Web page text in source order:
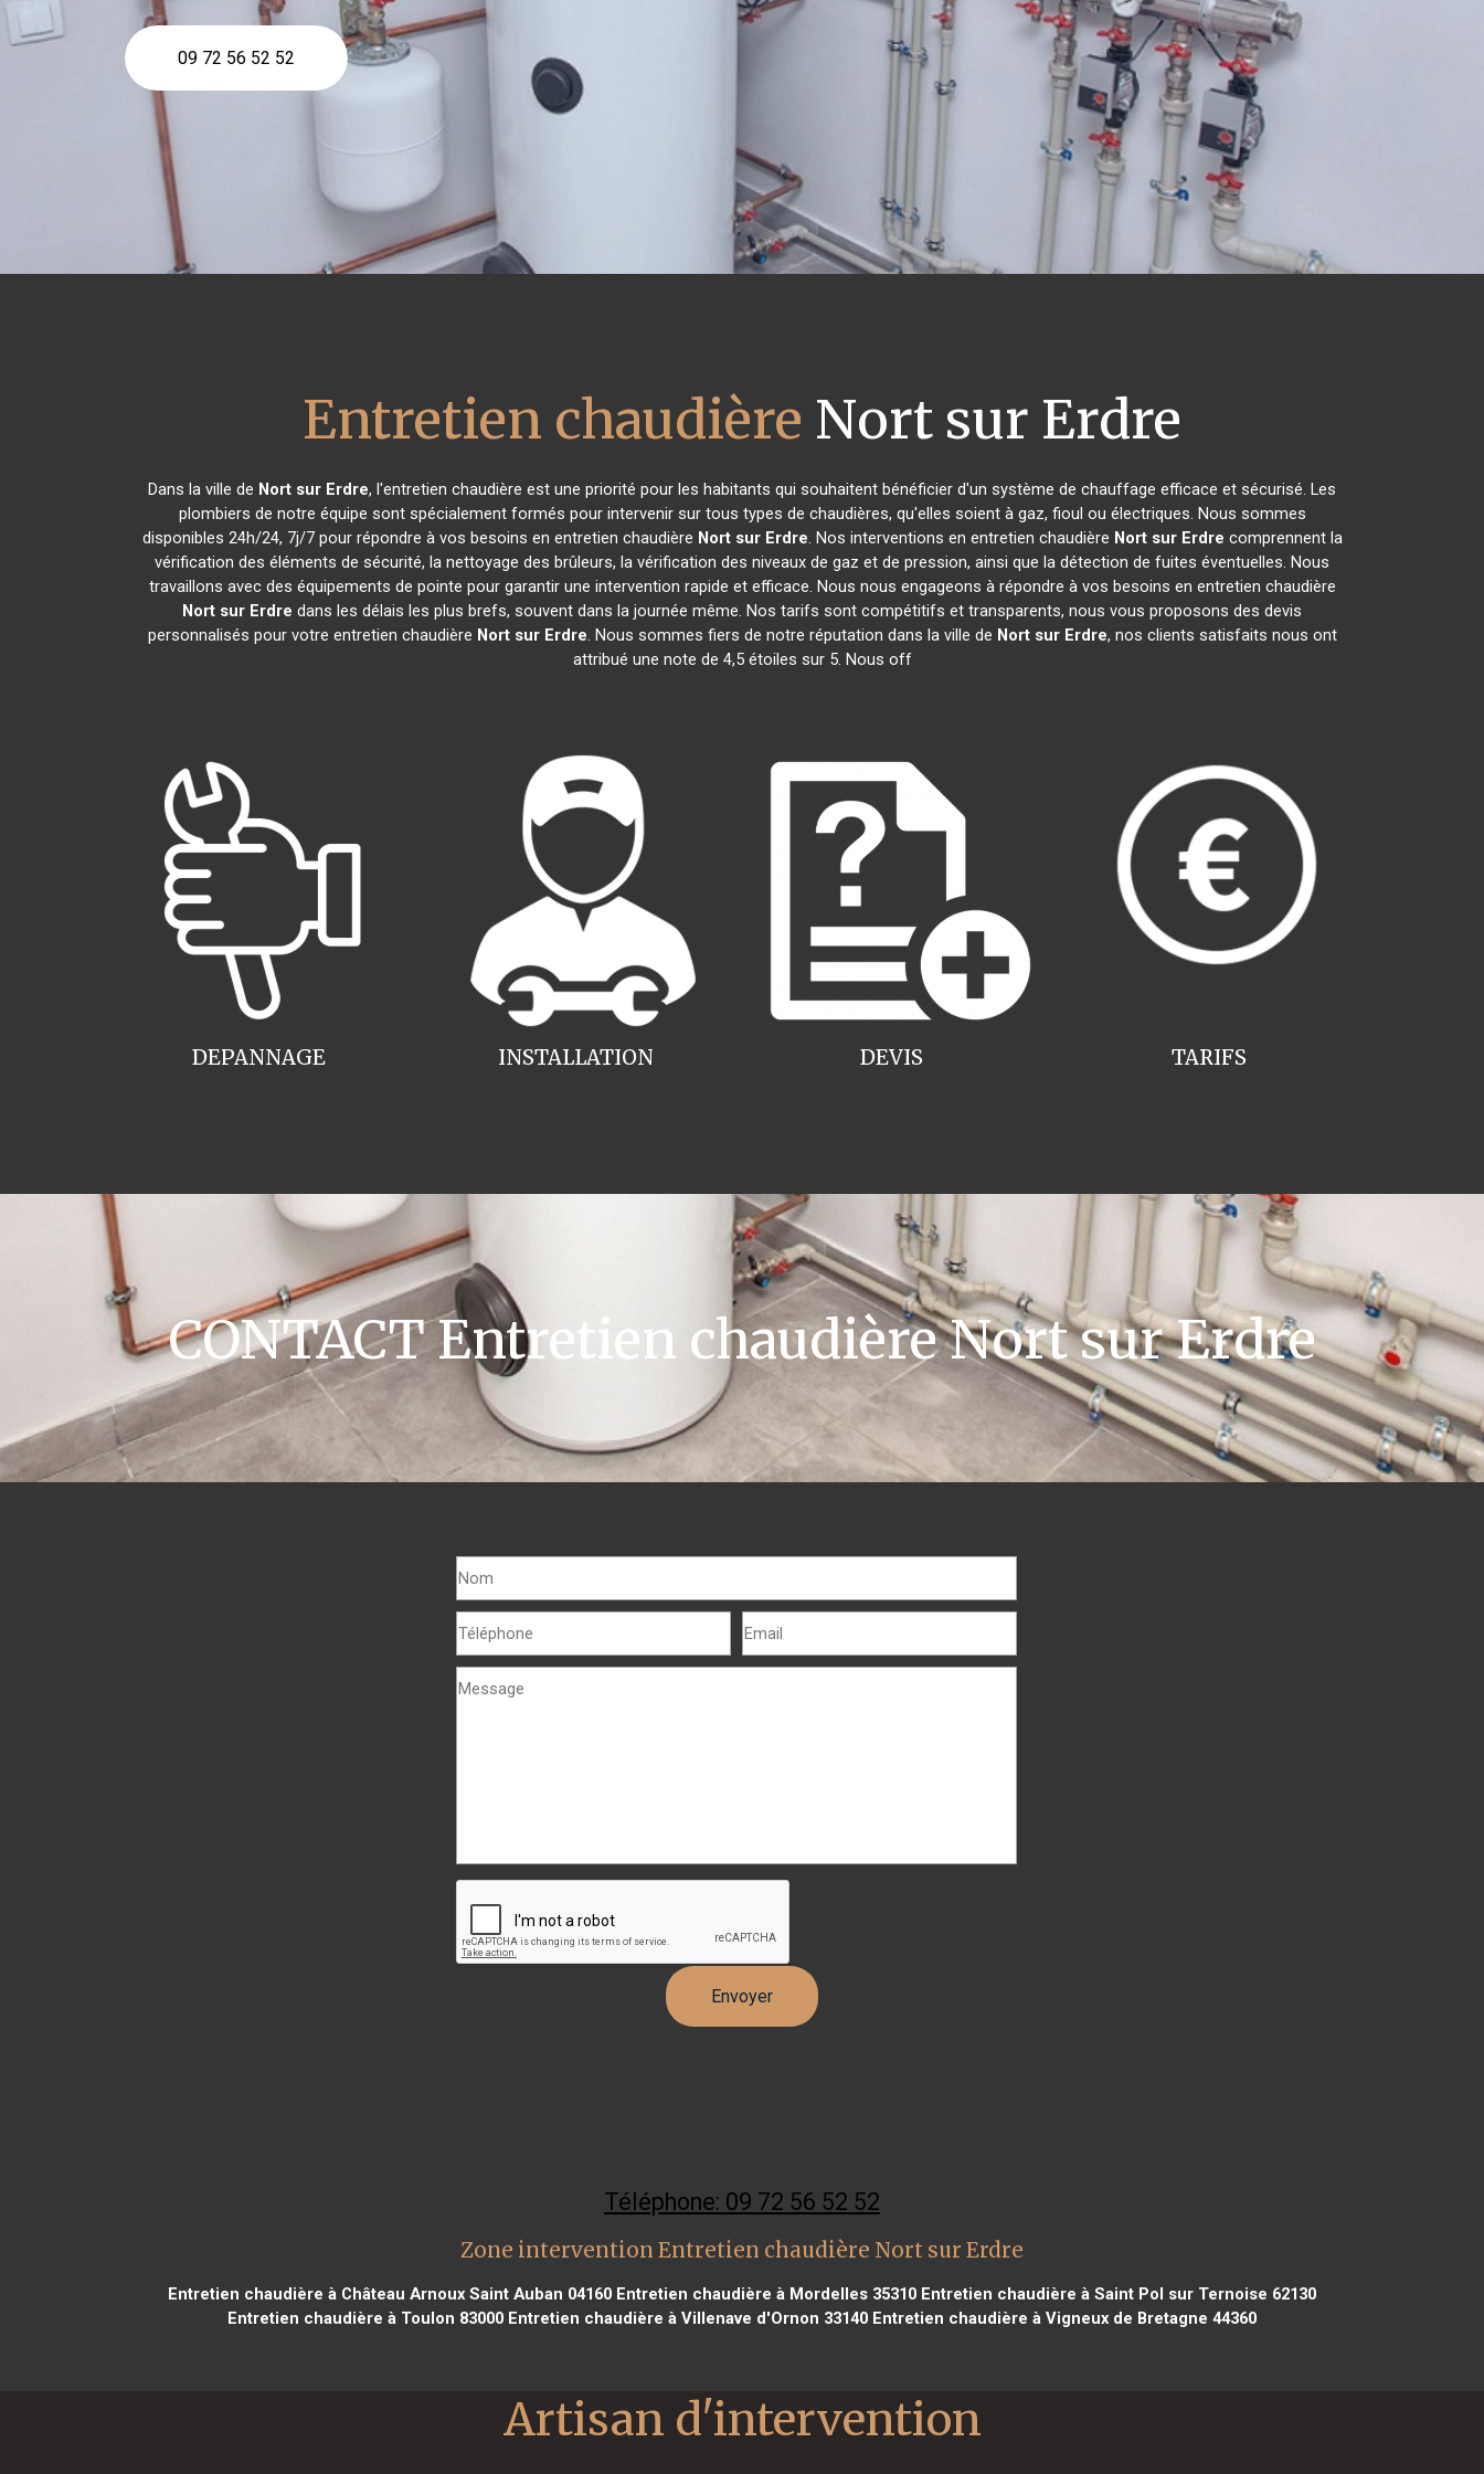
09 72 56 52 52
Entretien chaudière Nort sur Erdre
Dans la ville de Nort sur Erdre, l'entretien chaudière est une priorité pour les habitants qui souhaitent bénéficier d'un système de chauffage efficace et sécurisé. Les
plombiers de notre équipe sont spécialement formés pour intervenir sur tous types de chaudières, qu'elles soient à gaz, fioul ou électriques. Nous sommes
disponibles 24h/24, 7j/7 pour répondre à vos besoins en entretien chaudière Nort sur Erdre. Nos interventions en entretien chaudière Nort sur Erdre comprennent la
vérification des éléments de sécurité, la nettoyage des brûleurs, la vérification des niveaux de gaz et de pression, ainsi que la détection de fuites éventuelles. Nous
travaillons avec des équipements de pointe pour garantir une intervention rapide et efficace. Nous nous engageons à répondre à vos besoins en entretien chaudière
Nort sur Erdre dans les délais les plus brefs, souvent dans la journée même. Nos tarifs sont compétitifs et transparents, nous vous proposons des devis
personnalisés pour votre entretien chaudière Nort sur Erdre. Nous sommes fiers de notre réputation dans la ville de Nort sur Erdre, nos clients satisfaits nous ont
attribué une note de 4,5 étoiles sur 5. Nous off
INSTALLATION
DEPANNAGE TARIFS
DEVIS
CONTACT Entretien chaudière Nort sur Erdre
Téléphone: 09 72 56 52 52
Zone intervention Entretien chaudière Nort sur Erdre
Entretien chaudière à Château Arnoux Saint Auban 04160 Entretien chaudière à Mordelles 35310 Entretien chaudière à Saint Pol sur Ternoise 62130
Entretien chaudière à Toulon 83000 Entretien chaudière à Villenave d'Ornon 33140 Entretien chaudière à Vigneux de Bretagne 44360
Artisan d'intervention